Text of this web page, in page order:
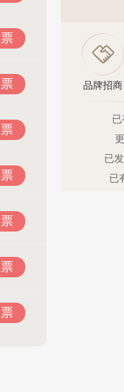
品牌招商
已
已